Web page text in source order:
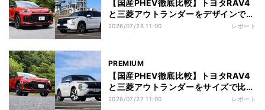
【国産PHEV徹底比較】トヨタRAV4
と三菱アウトランダーをデザインで比
べる
2026/07/28 11:00 レポート
PREMIUM
【国産PHEV徹底比較】トヨタRAV4
と三菱アウトランダーをサイズで比べ
る
2026/07/27 11:00 レポート